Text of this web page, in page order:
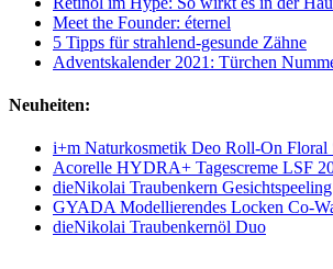
Meet the Founder: éternel
5 Tipps für strahlend-gesunde Zähne
Adventskalender 2021: Türchen
Neuheiten:
i+m Naturkosmetik Deo Roll-On Floral
Acorelle HYDRA+ Tagescreme LSF
dieNikolai Traubenkern Gesichtspeeling
GYADA Modellierendes Locken Co-
dieNikolai Traubenkernöl Duo